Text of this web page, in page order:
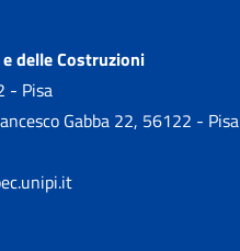
delle Costruzioni
- Pisa
Gabba 22, 56122 - Pisa